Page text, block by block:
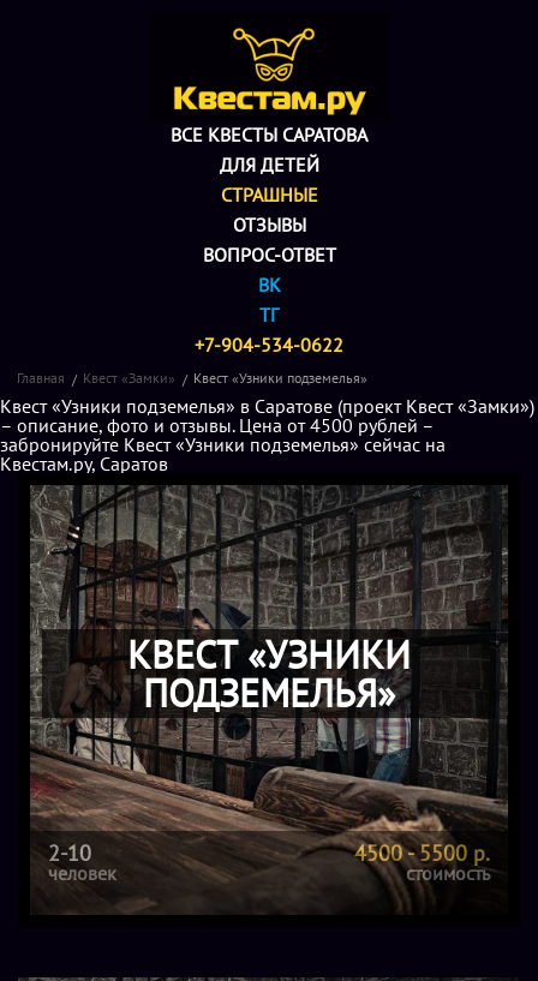
ВСЕ КВЕСТЫ САРАТОВА
ДЛЯ ДЕТЕЙ
СТРАШНЫЕ
ОТЗЫВЫ
ВОПРОС-ОТВЕТ
ВК
ТГ
+7-904-534-0622
Главная Квест «Замки» Квест «Узники подземелья»
Квест «Узники подземелья» в Саратове (проект Квест «Замки»)
– описание, фото и отзывы. Цена от 4500 рублей –
забронируйте Квест «Узники подземелья» сейчас на
Квестам.ру, Саратов
КВЕСТ «УЗНИКИ
ПОДЗЕМЕЛЬЯ»
2-10
человек
4500 - 5500 р.
стоимость